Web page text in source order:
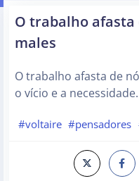
O trabalho afasta
males
O trabalho afasta de
o vício e a necessidade.
#voltaire #pensadores